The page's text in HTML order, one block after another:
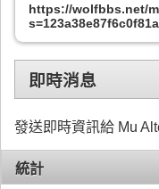
https://wolfbbs.net/
即時消息
發送即時資訊給 Mu
統計